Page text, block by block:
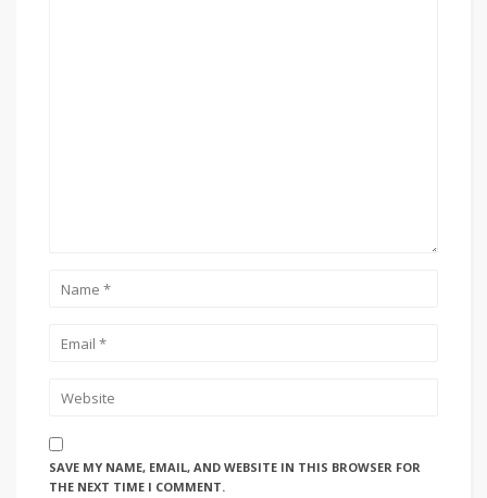
SAVE MY NAME, EMAIL, AND WEBSITE IN THIS BROWSER FOR
THE NEXT TIME I COMMENT.